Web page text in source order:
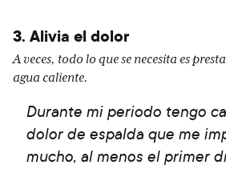
3. Alivia el dolor
A veces, todo lo que se necesita es
agua caliente.
Durante mi periodo tengo
dolor de espalda que me
mucho, al menos el primer